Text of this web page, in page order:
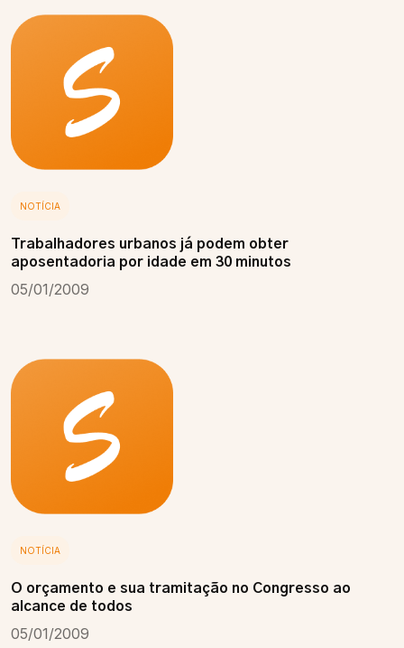
NOTÍCIA
Trabalhadores urbanos já podem obter
aposentadoria por idade em 30 minutos
05/01/2009
NOTÍCIA
O orçamento e sua tramitação no Congresso ao
alcance de todos
05/01/2009